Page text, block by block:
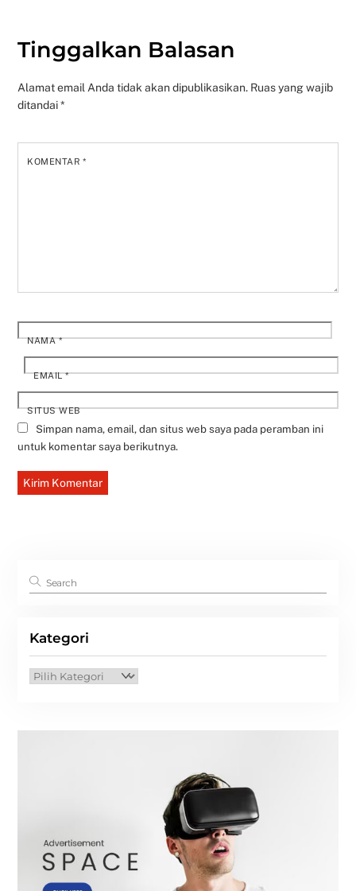
Tinggalkan Balasan
Alamat email Anda tidak akan dipublikasikan. Ruas yang wajib
ditandai*
KOMENTAR*
NAMA*
EMAIL*
SITUS WEB
Simpan nama, email, dan situs web saya pada peramban ini
untuk komentar saya berikutnya.
Kategori
Kategori